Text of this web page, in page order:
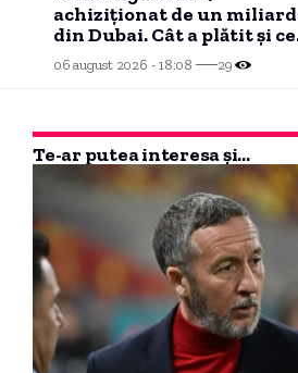
achiziționat de un
din Dubai. Cât a plătit și ce
intenționează să facă cu el
noul proprietar.
06 august 2026 - 18:08 29
Te-ar putea interesa și...